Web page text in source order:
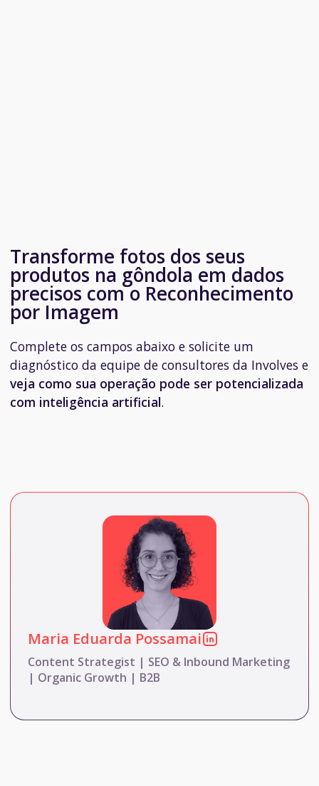
Transforme fotos dos seus
produtos na gôndola em dados
precisos com o Reconhecimento
por Imagem
Complete os campos abaixo e solicite um
diagnóstico da equipe de consultores da Involves e
veja como sua operação pode ser potencializada
com inteligência artificial.
Maria Eduarda Possamai
Content Strategist | SEO & Inbound Marketing
| Organic Growth | B2B